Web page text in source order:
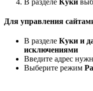
Для управления
В разделе Куки и
исключениями
Введите адрес
Выберите режим